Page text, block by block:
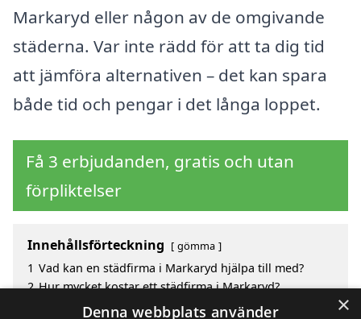
Markaryd eller någon av de omgivande
städerna. Var inte rädd för att ta dig tid
att jämföra alternativen – det kan spara
både tid och pengar i det långa loppet.
Få 3 erbjudanden, gratis och utan
förpliktelser
Innehållsförteckning gömma
1 Vad kan en städfirma i Markaryd hjälpa till med?
2 Hur mycket kostar ett städfirma i Markaryd?
Fördelar med att välja städfirma i Markaryd
×
Denna webbplats använder